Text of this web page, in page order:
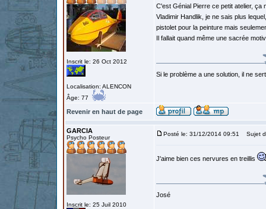
Inscrit le: 26 Oct 2012
Localisation: ALENCON
Âge: 77
C'est Génial Pierre ce petit atelier, ça
Vladimir Handlik, je ne sais plus
pistolet pour la peinture mais
Il fallait quand même une sacrée
Si le problème a une solution, il ne
Revenir en haut de page
GARCIA
Psycho Posteur
Inscrit le: 25 Juil 2010
Posté le: 31/12/2014 09:51 Sujet
J'aime bien ces nervures en treillis
José